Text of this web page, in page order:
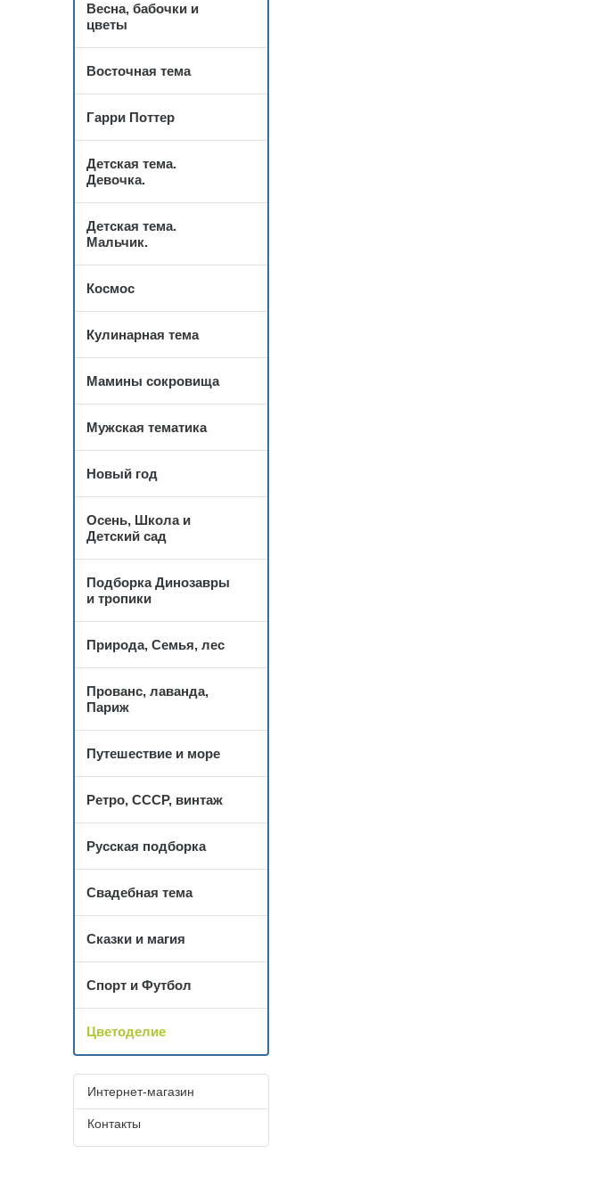
Весна, бабочки и
цветы
Восточная тема
Гарри Поттер
Детская тема.
Девочка.
Детская тема.
Мальчик.
Космос
Кулинарная тема
Мамины сокровища
Мужская тематика
Новый год
Осень, Школа и
Детский сад
Подборка Динозавры
и тропики
Природа, Семья, лес
Прованс, лаванда,
Париж
Путешествие и море
Ретро, СССР, винтаж
Русская подборка
Свадебная тема
Сказки и магия
Спорт и Футбол
Цветоделие
Интернет-магазин
Контакты